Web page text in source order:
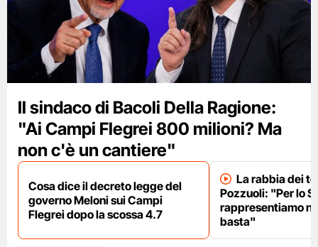
Il sindaco di Bacoli Della Ragione:
"Ai Campi Flegrei 800 milioni? Ma
non c'è un cantiere"
Cosa dice il decreto legge del
governo Meloni sui Campi
Flegrei dopo la scossa 4.7
La rabbia dei
Pozzuoli: "Per lo
rappresentiamo
basta"